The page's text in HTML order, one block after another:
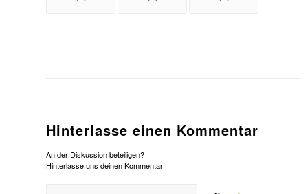
Hinterlasse einen Kommentar
An der Diskussion beteiligen?
Hinterlasse uns deinen Kommentar!